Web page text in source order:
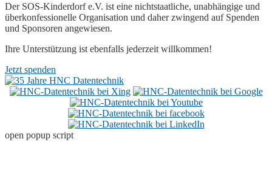
Der SOS-Kinderdorf e.V. ist eine nichtstaatliche, unabhängige und
überkonfessionelle Organisation und daher zwingend auf Spenden
und Sponsoren angewiesen.
Ihre Unterstützung ist ebenfalls jederzeit willkommen!
Jetzt spenden
open popup script